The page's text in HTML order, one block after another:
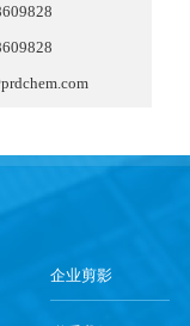
企业剪影